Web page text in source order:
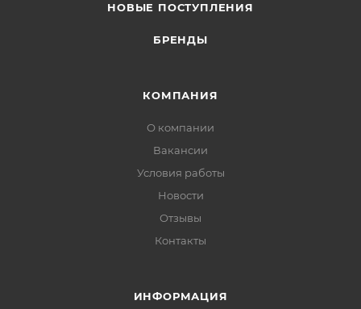
НОВЫЕ ПОСТУПЛЕНИЯ
БРЕНДЫ
КОМПАНИЯ
О компании
Вакансии
Условия работы
Новости
Отзывы
Контакты
ИНФОРМАЦИЯ